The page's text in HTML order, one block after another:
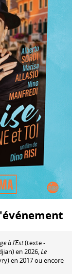
à l’Est(texte -
en 2026,Le
en 2017 ou encore